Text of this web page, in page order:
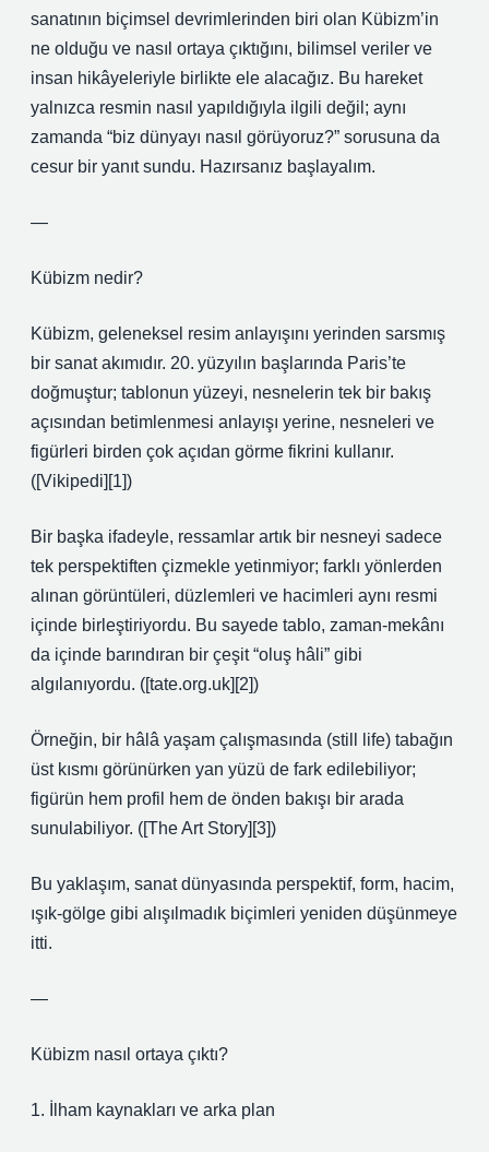
sanatının biçimsel devrimlerinden biri olan Kübizm’in
ne olduğu ve nasıl ortaya çıktığını, bilimsel veriler ve
insan hikâyeleriyle birlikte ele alacağız. Bu hareket
yalnızca resmin nasıl yapıldığıyla ilgili değil; aynı
zamanda “biz dünyayı nasıl görüyoruz?” sorusuna da
cesur bir yanıt sundu. Hazırsanız başlayalım.
—
Kübizm nedir?
Kübizm, geleneksel resim anlayışını yerinden sarsmış
bir sanat akımıdır. 20. yüzyılın başlarında Paris’te
doğmuştur; tablonun yüzeyi, nesnelerin tek bir bakış
açısından betimlenmesi anlayışı yerine, nesneleri ve
figürleri birden çok açıdan görme fikrini kullanır.
([Vikipedi][1])
Bir başka ifadeyle, ressamlar artık bir nesneyi sadece
tek perspektiften çizmekle yetinmiyor; farklı yönlerden
alınan görüntüleri, düzlemleri ve hacimleri aynı resmi
içinde birleştiriyordu. Bu sayede tablo, zaman‑mekânı
da içinde barındıran bir çeşit “oluş hâli” gibi
algılanıyordu. ([tate.org.uk][2])
Örneğin, bir hâlâ yaşam çalışmasında (still life) tabağın
üst kısmı görünürken yan yüzü de fark edilebiliyor;
figürün hem profil hem de önden bakışı bir arada
sunulabiliyor. ([The Art Story][3])
Bu yaklaşım, sanat dünyasında perspektif, form, hacim,
ışık‑gölge gibi alışılmadık biçimleri yeniden düşünmeye
itti.
—
Kübizm nasıl ortaya çıktı?
1. İlham kaynakları ve arka plan